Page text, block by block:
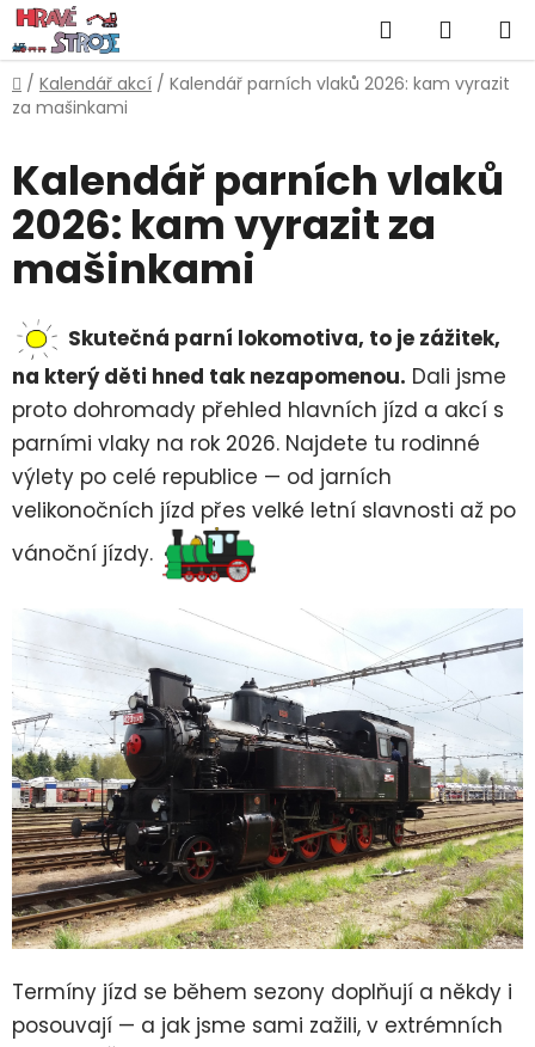
Přejít
na
obsah
Hledat
KOŠÍK
Domů
/ Kalendář akcí / Kalendář parních vlaků 2026: kam vyrazit
za mašinkami
Kalendář parních vlaků
2026: kam vyrazit za
mašinkami
Skutečná parní lokomotiva, to je zážitek,
na který děti hned tak nezapomenou. Dali jsme
proto dohromady přehled hlavních jízd a akcí s
parními vlaky na rok 2026. Najdete tu rodinné
výlety po celé republice — od jarních
velikonočních jízd přes velké letní slavnosti až po
vánoční jízdy.
Termíny jízd se během sezony doplňují a někdy i
posouvají — a jak jsme sami zažili, v extrémních